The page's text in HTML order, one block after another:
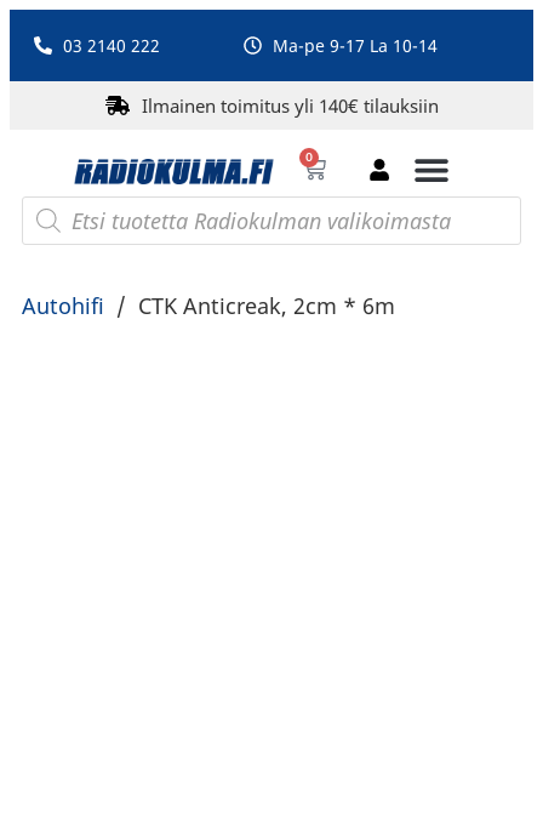
03 2140 222 Ma-pe 9-17 La 10-14
Ilmainen toimitus yli 140€ tilauksiin
0
Autohifi / CTK Anticreak, 2cm * 6m